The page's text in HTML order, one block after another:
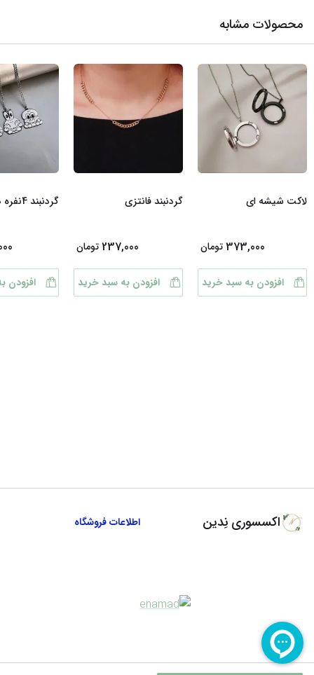
محصولات مشابه
لاکت شیشه ای
373,000 تومان
افزودن به سبد خرید
گردنبند فانتزی
237,000 تومان
افزودن به سبد خرید
گردنبند 4نفره دوستی
افزودن
اکسسوری نِدین اطلاعات فروشگاه